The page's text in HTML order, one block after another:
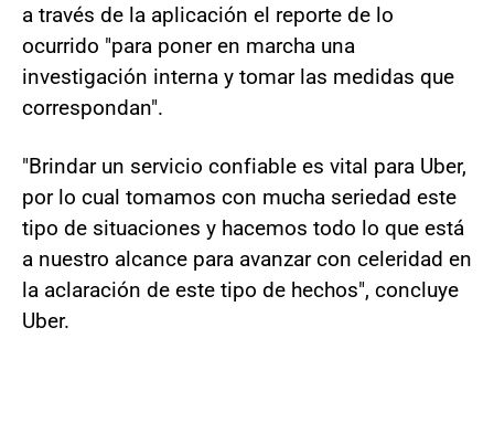
a través de la aplicación el reporte de lo
ocurrido "para poner en marcha una
investigación interna y tomar las medidas que
correspondan".
"Brindar un servicio confiable es vital para Uber,
por lo cual tomamos con mucha seriedad este
tipo de situaciones y hacemos todo lo que está
a nuestro alcance para avanzar con celeridad en
la aclaración de este tipo de hechos", concluye
Uber.